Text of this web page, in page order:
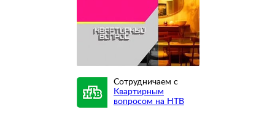
Сотрудничаем с
Квартирным
вопросом на НТВ